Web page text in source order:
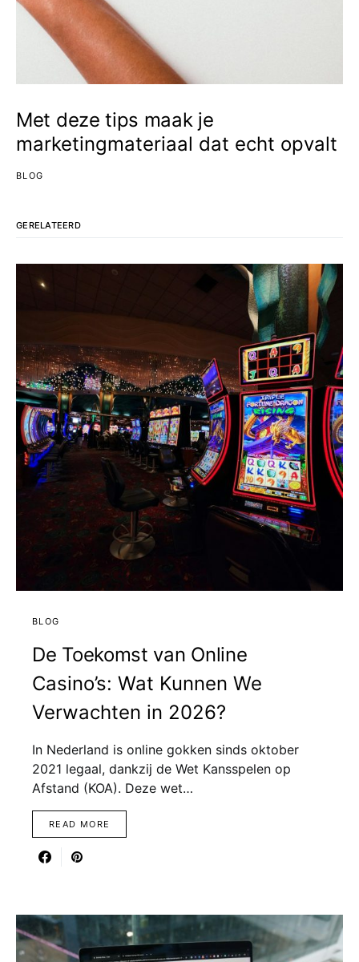
Met deze tips maak je
marketingmateriaal dat echt opvalt
BLOG
GERELATEERD
BLOG
De Toekomst van Online
Casino’s: Wat Kunnen We
Verwachten in 2026?
In Nederland is online gokken sinds oktober
2021 legaal, dankzij de Wet Kansspelen op
Afstand (KOA). Deze wet…
READ MORE